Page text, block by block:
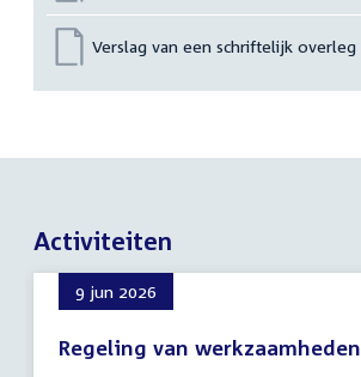
Verslag van een schriftelijk overleg
Activiteiten
9 jun 2026
Regeling van werkzaamheden